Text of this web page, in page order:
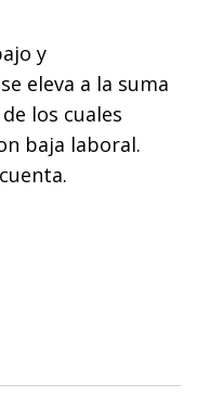
y
eleva a la suma
los cuales
baja laboral.